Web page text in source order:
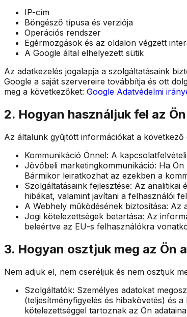
IP-cím
Böngésző típusa és verziója
Operációs rendszer
Egérmozgások és az oldalon végzett
A Google által elhelyezett sütik
Az adatkezelés jogalapja a szolgáltatásaink
Google a saját szervereire továbbítja és ott
meg a következőket: Google Adatvédelmi
2. Hogyan használjuk fel az
Az általunk gyűjtött információkat a
Kommunikáció Önnel: A
Jövőbeli marketingkommunikáció: Ha
Bármikor leiratkozhat az ezekben a
Szolgáltatásaink fejlesztése: Az
hibákat, valamint javítani a felhasználói
A Webhely működésének biztosítása: Az
Jogi kötelezettségek betartása: Az
beleértve az EU-s felhasználókra
3. Hogyan osztjuk meg az Ön
Nem adjuk el, nem cseréljük és nem osztjuk
Szolgáltatók: Személyes adatokat
(teljesítményfigyelés és hibakövetés) és
kötelezettséggel tartoznak az Ön